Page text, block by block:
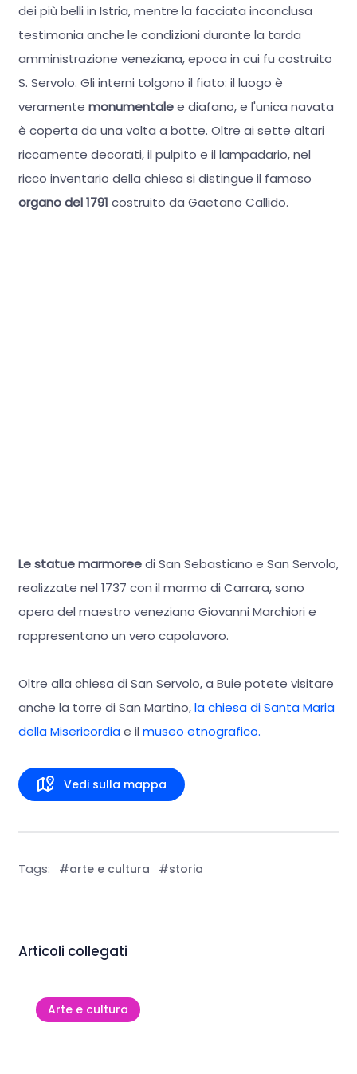
dei più belli in Istria, mentre la facciata inconclusa
testimonia anche le condizioni durante la tarda
amministrazione veneziana, epoca in cui fu costruito
S. Servolo. Gli interni tolgono il fiato: il luogo è
veramente monumentalee diafano, e l'unica navata
è coperta da una volta a botte. Oltre ai sette altari
riccamente decorati, il pulpito e il lampadario, nel
ricco inventario della chiesa si distingue il famoso
organo del 1791 costruito da Gaetano Callido.
Le statue marmoreedi San Sebastiano e San Servolo,
realizzate nel 1737 con il marmo di Carrara, sono
opera del maestro veneziano Giovanni Marchiori e
rappresentano un vero capolavoro.
Oltre alla chiesa di San Servolo, a Buie potete visitare
anche la torre di San Martino,la chiesa di Santa Maria
della Misericordiae il museo etnografico.
Vedi sulla mappa
Tags: #arte e cultura #storia
Articoli collegati
Arte e cultura